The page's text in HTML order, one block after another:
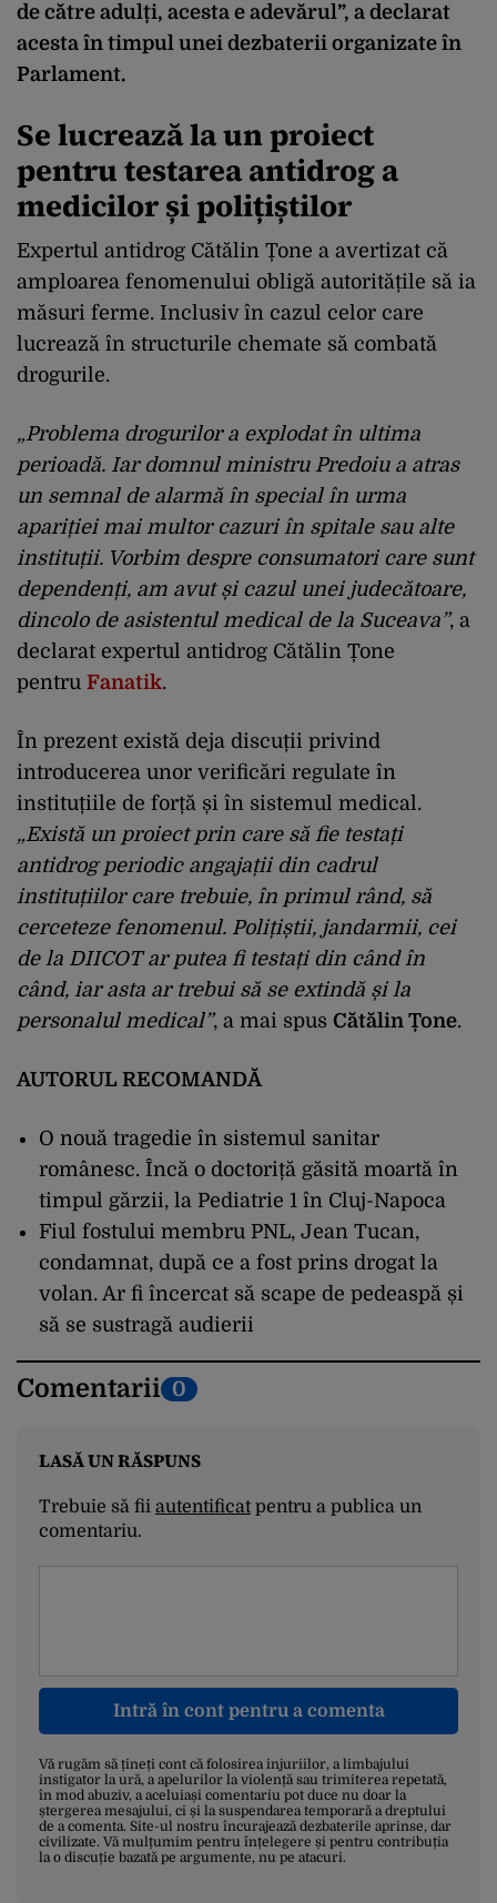
de către adulți, acesta e adevărul”, a declarat
acesta în timpul unei dezbaterii organizate în
Parlament.
Se lucrează la un proiect
pentru testarea antidrog a
medicilor și polițiștilor
Expertul antidrog Cătălin Țone a avertizat că
amploarea fenomenului obligă autoritățile să ia
măsuri ferme. Inclusiv în cazul celor care
lucrează în structurile chemate să combată
drogurile.
„Problema drogurilor a explodat în ultima
perioadă. Iar domnul ministru Predoiu a atras
un semnal de alarmă în special în urma
apariției mai multor cazuri în spitale sau alte
instituții. Vorbim despre consumatori care sunt
dependenți, am avut și cazul unei judecătoare,
dincolo de asistentul medical de la Suceava”, a
declarat expertul antidrog Cătălin Țone
pentru Fanatik.
În prezent există deja discuții privind
introducerea unor verificări regulate în
instituțiile de forță și în sistemul medical.
„Există un proiect prin care să fie testați
antidrog periodic angajații din cadrul
instituțiilor care trebuie, în primul rând, să
cerceteze fenomenul. Polițiștii, jandarmii, cei
de la DIICOT ar putea fi testați din când în
când, iar asta ar trebui să se extindă și la
personalul medical”, a mai spus Cătălin Țone.
AUTORUL RECOMANDĂ
O nouă tragedie în sistemul sanitar
românesc. Încă o doctoriță găsită moartă în
timpul gărzii, la Pediatrie 1 în Cluj-Napoca
Fiul fostului membru PNL, Jean Tucan,
condamnat, după ce a fost prins drogat la
volan. Ar fi încercat să scape de pedeaspă și
să se sustragă audierii
Comentarii 0
LASĂ UN RĂSPUNS
Trebuie să fii autentificatpentru a publica un
comentariu.
Intră în cont pentru a comenta
Vă rugăm să țineți cont că folosirea injuriilor, a limbajului
instigator la ură, a apelurilor la violență sau trimiterea repetată,
în mod abuziv, a aceluiași comentariu pot duce nu doar la
ștergerea mesajului, ci și la suspendarea temporară a dreptului
de a comenta. Site-ul nostru încurajează dezbaterile aprinse, dar
civilizate. Vă mulțumim pentru înțelegere și pentru contribuția
la o discuție bazată pe argumente, nu pe atacuri.